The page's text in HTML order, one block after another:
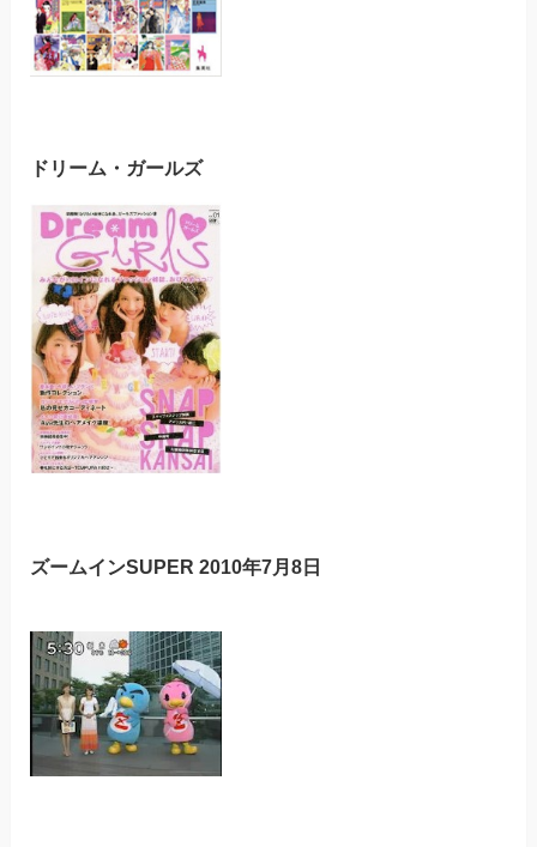
ドリーム・ガールズ
ズームインSUPER 2010年7月8日